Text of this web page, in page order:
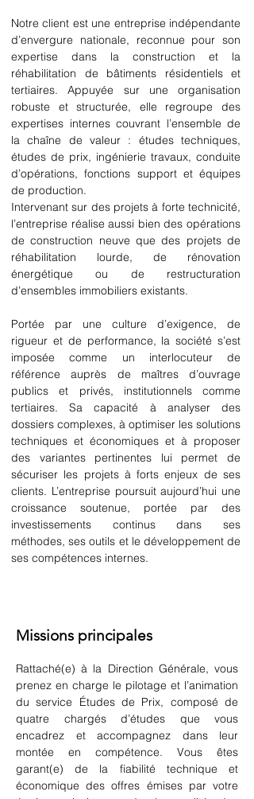
Notre client est une entreprise indépendante
d’envergure nationale, reconnue pour son
expertise dans la construction et la
réhabilitation de bâtiments résidentiels et
tertiaires. Appuyée sur une organisation
robuste et structurée, elle regroupe des
expertises internes couvrant l’ensemble de
la chaîne de valeur : études techniques,
études de prix, ingénierie travaux, conduite
d’opérations, fonctions support et équipes
de production.
Intervenant sur des projets à forte technicité,
l’entreprise réalise aussi bien des opérations
de construction neuve que des projets de
réhabilitation lourde, de rénovation
énergétique ou de restructuration
d’ensembles immobiliers existants.
Portée par une culture d’exigence, de
rigueur et de performance, la société s’est
imposée comme un interlocuteur de
référence auprès de maîtres d’ouvrage
publics et privés, institutionnels comme
tertiaires. Sa capacité à analyser des
dossiers complexes, à optimiser les solutions
techniques et économiques et à proposer
des variantes pertinentes lui permet de
sécuriser les projets à forts enjeux de ses
clients. L’entreprise poursuit aujourd’hui une
croissance soutenue, portée par des
investissements continus dans ses
méthodes, ses outils et le développement de
ses compétences internes.
Missions principales
Rattaché(e) à la Direction Générale, vous
prenez en charge le pilotage et l’animation
du service Études de Prix, composé de
quatre chargés d’études que vous
encadrez et accompagnez dans leur
montée en compétence. Vous êtes
garant(e) de la fiabilité technique et
économique des offres émises par votre